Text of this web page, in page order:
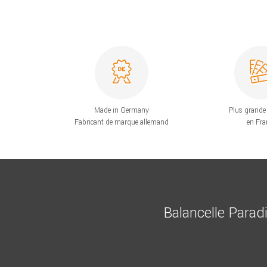
Made in Germany
Fabricant de marque allemand
Plus
en
Balancelle